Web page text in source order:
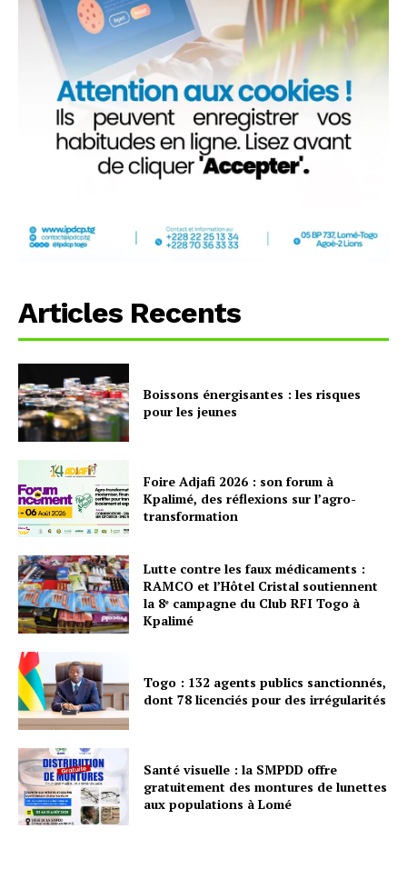
Articles Recents
Boissons énergisantes : les risques
pour les jeunes
Foire Adjafi 2026 : son forum à
Kpalimé, des réflexions sur l’agro-
transformation
Lutte contre les faux médicaments :
RAMCO et l’Hôtel Cristal soutiennent
la 8ᵉ campagne du Club RFI Togo à
Kpalimé
Togo : 132 agents publics sanctionnés,
dont 78 licenciés pour des irrégularités
Santé visuelle : la SMPDD offre
gratuitement des montures de lunettes
aux populations à Lomé